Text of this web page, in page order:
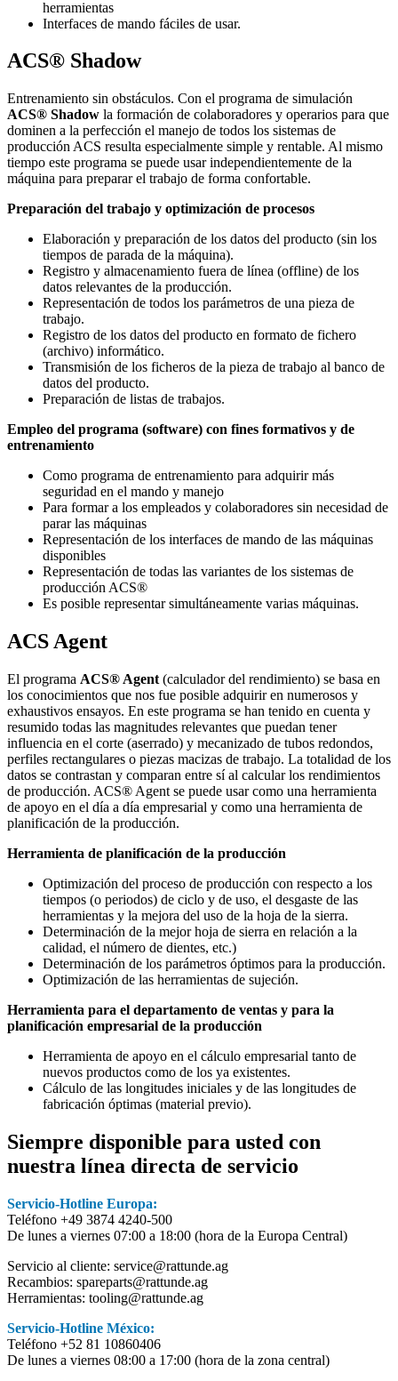
herramientas
Interfaces de mando fáciles de usar.
ACS® Shadow
Entrenamiento sin obstáculos. Con el programa de simulación
ACS® Shadow la formación de colaboradores y operarios para que
dominen a la perfección el manejo de todos los sistemas de
producción ACS resulta especialmente simple y rentable. Al mismo
tiempo este programa se puede usar independientemente de la
máquina para preparar el trabajo de forma confortable.
Preparación del trabajo y optimización de procesos
Elaboración y preparación de los datos del producto (sin los
tiempos de parada de la máquina).
Registro y almacenamiento fuera de línea (offline) de los
datos relevantes de la producción.
Representación de todos los parámetros de una pieza de
trabajo.
Registro de los datos del producto en formato de fichero
(archivo) informático.
Transmisión de los ficheros de la pieza de trabajo al banco de
datos del producto.
Preparación de listas de trabajos.
Empleo del programa (software) con fines formativos y de
entrenamiento
Como programa de entrenamiento para adquirir más
seguridad en el mando y manejo
Para formar a los empleados y colaboradores sin necesidad de
parar las máquinas
Representación de los interfaces de mando de las máquinas
disponibles
Representación de todas las variantes de los sistemas de
producción ACS®
Es posible representar simultáneamente varias máquinas.
ACS Agent
El programa ACS® Agent (calculador del rendimiento) se basa en
los conocimientos que nos fue posible adquirir en numerosos y
exhaustivos ensayos. En este programa se han tenido en cuenta y
resumido todas las magnitudes relevantes que puedan tener
influencia en el corte (aserrado) y mecanizado de tubos redondos,
perfiles rectangulares o piezas macizas de trabajo. La totalidad de los
datos se contrastan y comparan entre sí al calcular los rendimientos
de producción. ACS® Agent se puede usar como una herramienta
de apoyo en el día a día empresarial y como una herramienta de
planificación de la producción.
Herramienta de planificación de la producción
Optimización del proceso de producción con respecto a los
tiempos (o periodos) de ciclo y de uso, el desgaste de las
herramientas y la mejora del uso de la hoja de la sierra.
Determinación de la mejor hoja de sierra en relación a la
calidad, el número de dientes, etc.)
Determinación de los parámetros óptimos para la producción.
Optimización de las herramientas de sujeción.
Herramienta para el departamento de ventas y para la
planificación empresarial de la producción
Herramienta de apoyo en el cálculo empresarial tanto de
nuevos productos como de los ya existentes.
Cálculo de las longitudes iniciales y de las longitudes de
fabricación óptimas (material previo).
Siempre disponible para usted con
nuestra línea directa de servicio
Servicio-Hotline Europa:
Teléfono +49 3874 4240-500
De lunes a viernes 07:00 a 18:00 (hora de la Europa Central)
Servicio al cliente: service@rattunde.ag
Recambios: spareparts@rattunde.ag
Herramientas: tooling@rattunde.ag
Servicio-Hotline México:
Teléfono +52 81 10860406
De lunes a viernes 08:00 a 17:00 (hora de la zona central)